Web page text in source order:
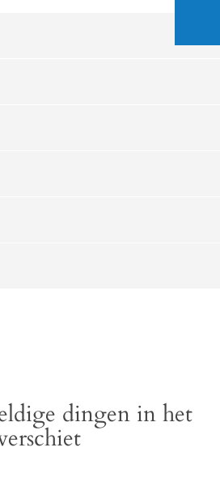
dingen in het